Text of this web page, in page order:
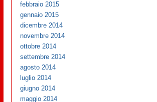
febbraio 2015
gennaio 2015
dicembre 2014
novembre 2014
ottobre 2014
settembre 2014
agosto 2014
luglio 2014
giugno 2014
maggio 2014